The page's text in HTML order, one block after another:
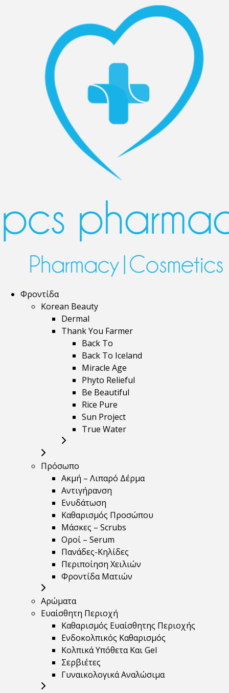
Φροντίδα
Korean Beauty
Dermal
Thank You Farmer
Back To
Back To Iceland
Miracle Age
Phyto Relieful
Be Beautiful
Rice Pure
Sun Project
True Water
Πρόσωπο
Ακμή – Λιπαρό Δέρμα
Αντιγήρανση
Ενυδάτωση
Καθαρισμός Προσώπου
Μάσκες – Scrubs
Οροί – Serum
Πανάδες-Κηλίδες
Περιποίηση Χειλιών
Φροντίδα Ματιών
Αρώματα
Ευαίσθητη Περιοχή
Καθαρισμός Ευαίσθητης Περιοχής
Ενδοκολπικός Καθαρισμός
Κολπικά Υπόθετα Και Gel
Σερβιέτες
Γυναικολογικά Αναλώσιμα